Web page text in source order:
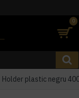
0
Holder plastic negru